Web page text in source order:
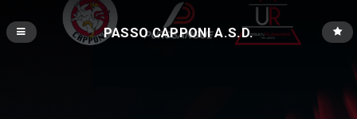
PASSO CAPPONI A.S.D.